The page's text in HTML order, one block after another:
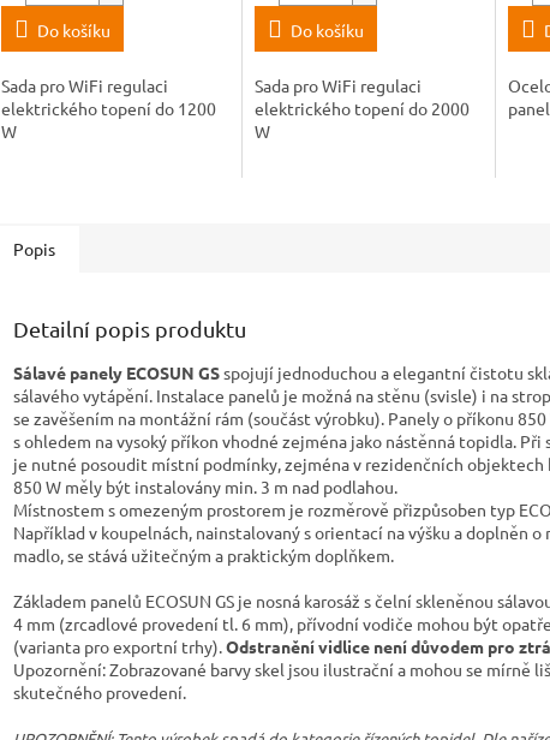
Do košíku
Sada pro WiFi regulaci
elektrického topení do 1200
W
Do košíku
Sada pro WiFi regulaci
elektrického topení do 2000
W
Popis
Detailní popis produktu
Sálavé panely ECOSUN GSspojují jednoduchou a elegantní čistotu
sálavého vytápění. Instalace panelů je možná na stěnu (svisle) i na
se zavěšením na montážní rám (součást výrobku). Panely o příkonu 850
s ohledem na vysoký příkon vhodné zejména jako nástěnná topidla.
je nutné posoudit místní podmínky, zejména v rezidenčních objektech
850 W měly být instalovány min. 3 m nad podlahou.
Místnostem s omezeným prostorem je rozměrově přizpůsoben typ
Například v koupelnách, nainstalovaný s orientací na výšku a doplněn o
madlo, se stává užitečným a praktickým doplňkem.
Základem panelů ECOSUN GS je nosná karosáž s čelní skleněnou
4 mm (zrcadlové provedení tl. 6 mm), přívodní vodiče mohou být
(varianta pro exportní trhy).Odstranění vidlice není důvodem pro
Upozornění: Zobrazované barvy skel jsou ilustrační a mohou se mírně
skutečného provedení.